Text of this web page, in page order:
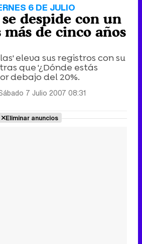
6 DE JULIO
despide con un
más de cinco años
eleva sus registros con su
que '¿Dónde estás
debajo del 20%.
7 Julio 2007 08:31
Eliminar anuncios